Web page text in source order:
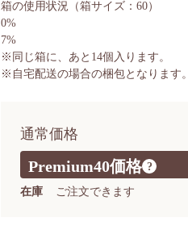
Premium40価格 ?
通常価格
在庫 ご注文できます
箱の使用状況 （箱サイズ：60）
0%
7%
※同じ箱に、あと 14個入ります。
※自宅配送の場合の梱包となります。